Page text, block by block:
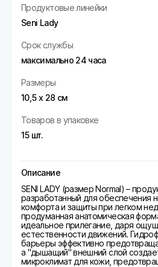
Продуктовые линейки
Seni Lady
Срок службы
максимально 24 часа
Размеры
10,5 х 28 см
Товаров в упаковке
15 шт.
Описание
SENI LADY (размер Normal) –
разработанный для обеспечения
комфорта и защиты при легком
продуманная анатомическая
идеальное прилегание, даря
естественности движений.
барьеры эффективно
а "дышащий" внешний слой
микроклимат для кожи,